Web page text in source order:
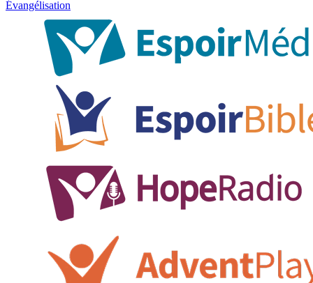
Évangélisation